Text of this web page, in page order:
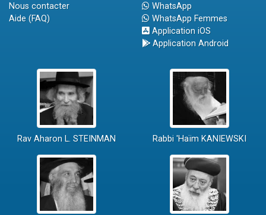
Nous contacter
Aide (FAQ)
WhatsApp
WhatsApp Femmes
Application iOS
Application Android
Rav Aharon L. STEINMAN Rabbi 'Haïm KANIEWSKI